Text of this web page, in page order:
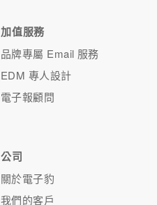
加值服務
品牌專屬 Email 服務
EDM 專人設計
電子報顧問
公司
關於電子豹
我們的客戶